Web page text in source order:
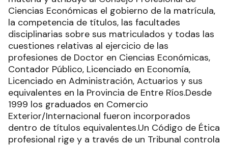
Ciencias Económicas el gobierno de la matrícula,
la competencia de títulos, las facultades
disciplinarias sobre sus matriculados y todas las
cuestiones relativas al ejercicio de las
profesiones de Doctor en Ciencias Económicas,
Contador Público, Licenciado en Economía,
Licenciado en Administración, Actuarios y sus
equivalentes en la Provincia de Entre Ríos.Desde
1999 los graduados en Comercio
Exterior/Internacional fueron incorporados
dentro de títulos equivalentes.Un Código de Ética
profesional rige y a través de un Tribunal controla